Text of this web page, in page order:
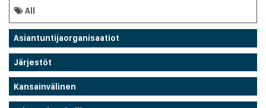
All
Asiantuntijaorganisaatiot
Järjestöt
Kansainvälinen